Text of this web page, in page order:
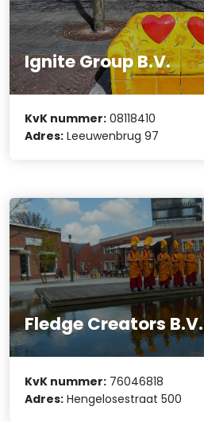
Ignite Group B.V.
KvK nummer: 08118410
Adres: Leeuwenbrug 97
Fledge Creators B.V.
KvK nummer: 76046818
Adres: Hengelosestraat 500